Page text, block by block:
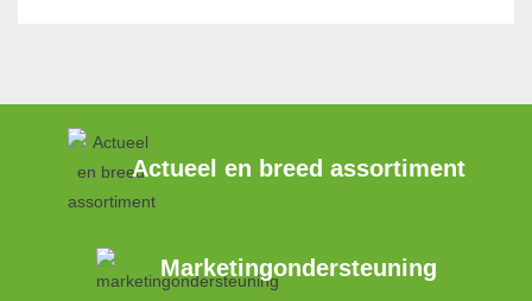
Actueel en breed assortiment
Marketingondersteuning